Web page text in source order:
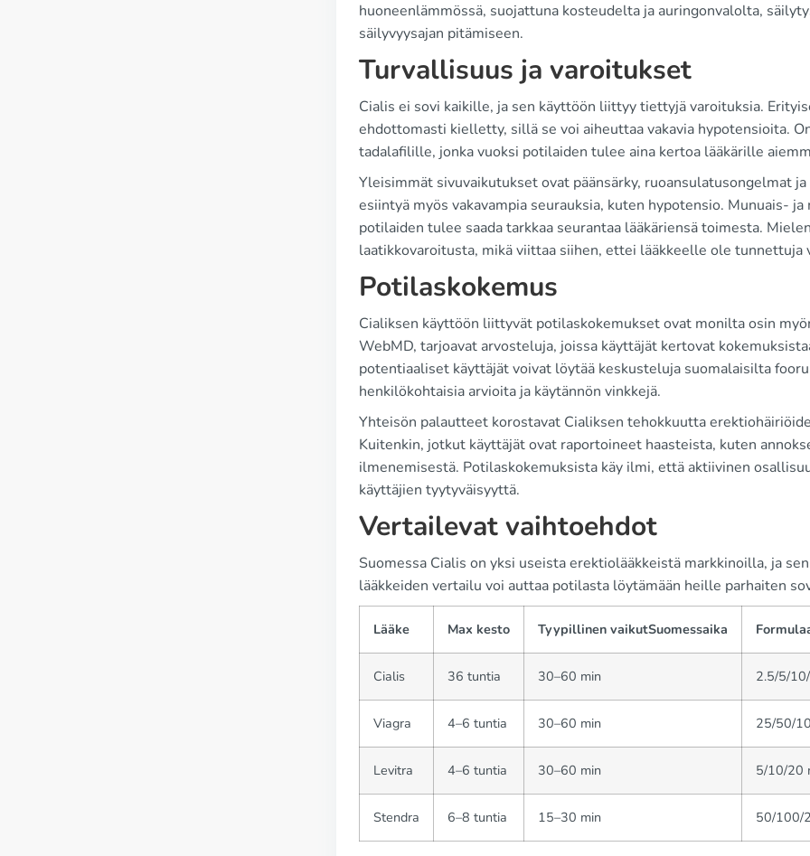
huoneenlämmössä, suojattuna kosteudelta ja auringonvalolta,
säilyvyysajan pitämiseen.
Turvallisuus ja varoitukset
Cialis ei sovi kaikille, ja sen käyttöön liittyy tiettyjä varoituksia.
ehdottomasti kielletty, sillä se voi aiheuttaa vakavia hypotensioita.
tadalafilille, jonka vuoksi potilaiden tulee aina kertoa lääkärille
Yleisimmät sivuvaikutukset ovat päänsärky, ruoansulatusongelmat
esiintyä myös vakavampia seurauksia, kuten hypotensio. Munuais-
potilaiden tulee saada tarkkaa seurantaa lääkäriensä toimesta.
laatikkovaroitusta, mikä viittaa siihen, ettei lääkkeelle ole tunnettuja
Potilaskokemus
Cialiksen käyttöön liittyvät potilaskokemukset ovat monilta osin
WebMD, tarjoavat arvosteluja, joissa käyttäjät kertovat
potentiaaliset käyttäjät voivat löytää keskusteluja suomalaisilta
henkilökohtaisia arvioita ja käytännön vinkkejä.
Yhteisön palautteet korostavat Cialiksen tehokkuutta
Kuitenkin, jotkut käyttäjät ovat raportoineet haasteista, kuten
ilmenemisestä. Potilaskokemuksista käy ilmi, että aktiivinen
käyttäjien tyytyväisyyttä.
Vertailevat vaihtoehdot
Suomessa Cialis on yksi useista erektiolääkkeistä markkinoilla, ja
lääkkeiden vertailu voi auttaa potilasta löytämään heille parhaiten
Lääke Max kesto Tyypillinen vaikutSuomessaika
Cialis 36 tuntia 30–60 min 2.5/5/
Viagra 4–6 tuntia 30–60 min 25/50/
Levitra 4–6 tuntia 30–60 min 5/10/20
Stendra 6–8 tuntia 15–30 min 50/100/